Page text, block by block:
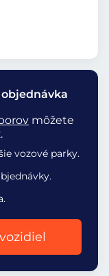
môžete
vozové parky.